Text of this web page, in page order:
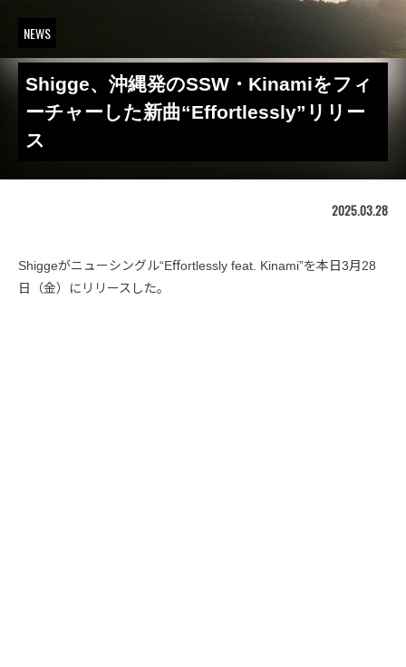
NEWS
Shigge、沖縄発のSSW・Kinamiをフィ
ーチャーした新曲“Effortlessly”リリー
ス
2025.03.28
Shiggeがニューシングル“Eﬀortlessly feat. Kinami”を本日3月28
日（金）にリリースした。